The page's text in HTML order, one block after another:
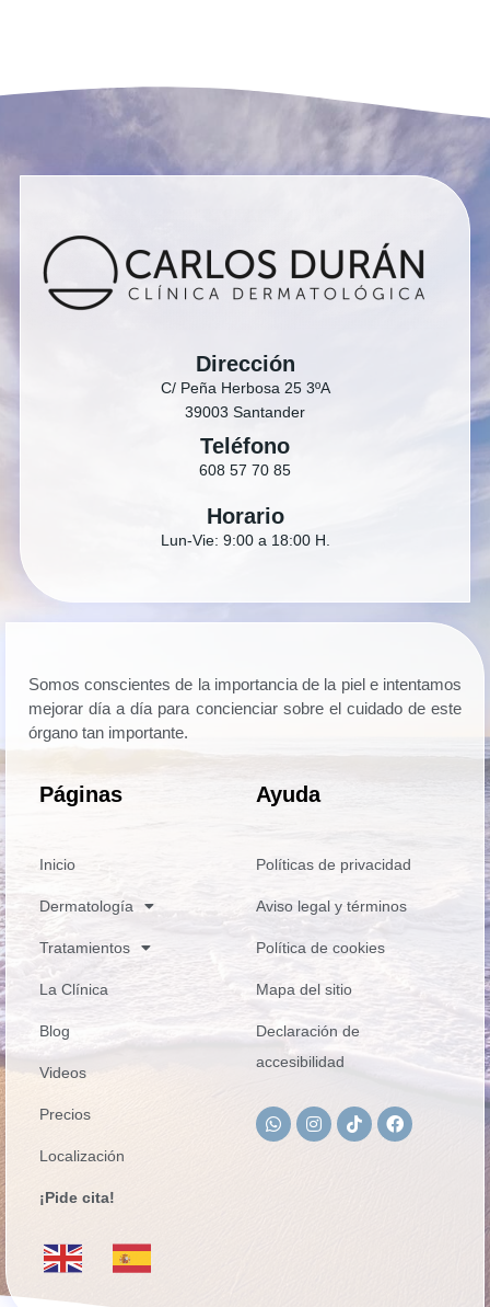
Dirección
C/ Peña Herbosa 25 3ºA
39003 Santander
Teléfono
608 57 70 85
Horario
Lun-Vie: 9:00 a 18:00 H.
Somos conscientes de la importancia de la piel e intentamos
mejorar día a día para concienciar sobre el cuidado de este
órgano tan importante.
Páginas
Inicio
Dermatología
Tratamientos
La Clínica
Blog
Videos
Precios
Localización
¡Pide cita!
Ayuda
Políticas de privacidad
Aviso legal y términos
Política de cookies
Mapa del sitio
Declaración de
accesibilidad